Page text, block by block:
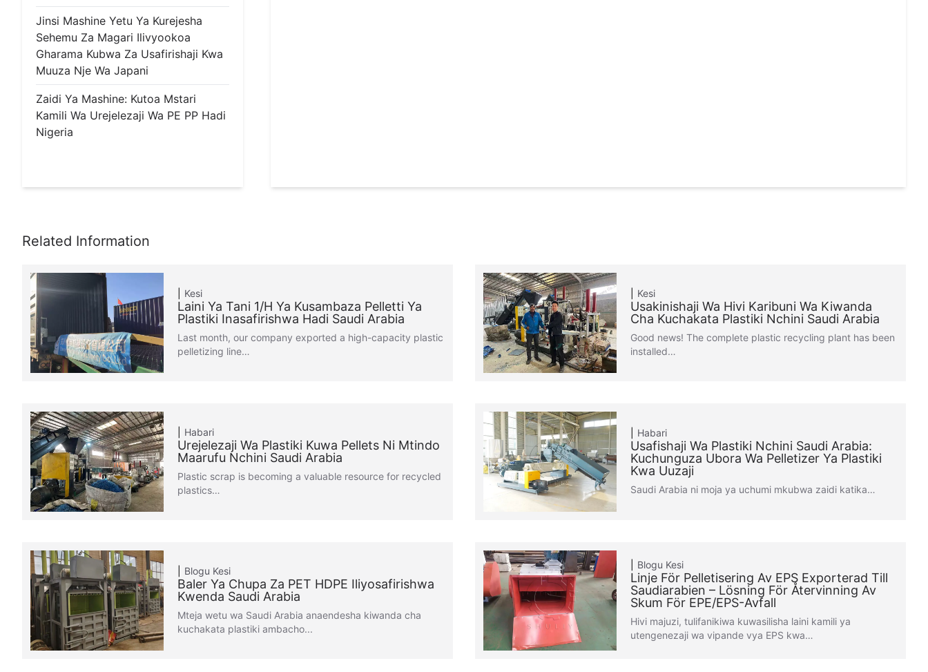
Jinsi Mashine Yetu Ya Kurejesha
Sehemu Za Magari Ilivyookoa
Gharama Kubwa Za Usafirishaji Kwa
Muuza Nje Wa Japani
Zaidi Ya Mashine: Kutoa Mstari
Kamili Wa Urejelezaji Wa PE PP Hadi
Nigeria
Kesi
Laini Ya Tani 1/H Ya Kusambaza Pelletti Ya
Plastiki Inasafirishwa Hadi Saudi Arabia
Last month, our company exported a high-capacity plastic
pelletizing line…
Kesi
Usakinishaji Wa Hivi Karibuni Wa Kiwanda
Cha Kuchakata Plastiki Nchini Saudi Arabia
Good news! The complete plastic recycling plant has been
installed…
Habari
Urejelezaji Wa Plastiki Kuwa Pellets Ni Mtindo
Maarufu Nchini Saudi Arabia
Plastic scrap is becoming a valuable resource for recycled
plastics…
Habari
Usafishaji Wa Plastiki Nchini Saudi Arabia:
Kuchunguza Ubora Wa Pelletizer Ya Plastiki
Kwa Uuzaji
Saudi Arabia ni moja ya uchumi mkubwa zaidi katika…
Blogu Kesi
Baler Ya Chupa Za PET HDPE Iliyosafirishwa
Kwenda Saudi Arabia
Mteja wetu wa Saudi Arabia anaendesha kiwanda cha
kuchakata plastiki ambacho...
Blogu Kesi
Linje För Pelletisering Av EPS Exporterad Till
Saudiarabien – Lösning För Återvinning Av
Skum För EPE/EPS-Avfall
Hivi majuzi, tulifanikiwa kuwasilisha laini kamili ya
utengenezaji wa vipande vya EPS kwa…